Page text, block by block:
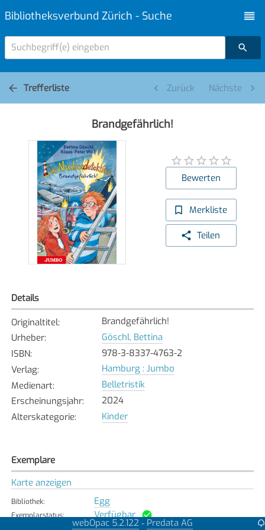
Bibliotheksverbund Zürich - Suche
Suchbegriff(e) eingeben
Trefferliste Zurück Nächste
Brandgefährlich!
Bewerten
Merkliste
Teilen
Details
Originaltitel:
Brandgefährlich!
Urheber:
Göschl, Bettina
ISBN:
978-3-8337-4763-2
Verlag:
Hamburg : Jumbo
Medienart:
Belletristik
Erscheinungsjahr:
2024
Alterskategorie: Kinder
Exemplare
Karte anzeigen
Bibliothek: Egg
Exemplarstatus: Verfügbar
webOpac 5.2.122 - Predata AG